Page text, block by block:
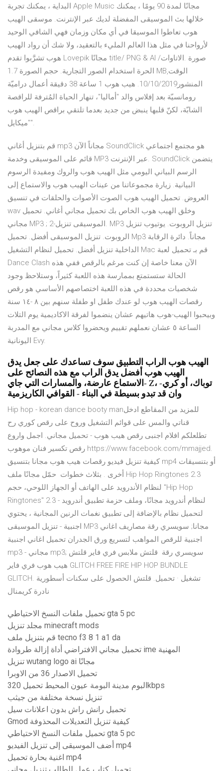
البداية ، يمكنك تجربة Apple Music مجانًا لمدة 90 يومًا ، يمكنك
خلالها بث الموسيقى المفضلة لديك عبر الإنترنت. موسقى الهيب
هوب تعاطوا الموسيقا في أي مكان وزمان فهي الشافي الوحيد
لأرواحنا في مثل هذا العالم المليء بالتعقيد، ولا شك أن رواد الهيب
هوب تشرَّبوا تقدم Lovepik مجانًا title/ PNG & AI /صورة .الاتاوات
الحرة استخدام الصور التجارية. حجم الصورة 1.7 MB,الوقت
المنشور10/10/2019. هيب هوب 1 ساعة 38 دقيقة أعمال دراميّة
رومانسيّة بعد إفلاس والد "أماليا"، تنهار الحياة المُترفة للراقصة
الشابّة، لكنّ قلبها ينبض من جديد بعدما تلتقي براقص الهيب هوب
"ميكايل".
قم بتنزيل أغاني mp3 مجاناً الآن SoundClick هو مجتمع اجتماعي
قائم على الموسيقى وخدمة MP3 عبر الإنترنت. SoundClick يتضمن
الرسم البياني اليومي مثل الهيب هوب والروك ومفيدة الرسوم
البيانية. زيارة مجموعاتنا من عينات الهيب هوب والاستماع إلى
العروض. تحميل الهيب هوب الصوت الأصوات والحلقات في تنسيق
wav وخلق الهيب هوب الخاص بك تحميل مجاني أغاني. تحميل
مجاني MP3 ; 2-الموسيقى تنزيل. MP3 تنزيل الروبوت. يوتيوب تنزيل
الروبوت. تنزيل الموسيقى أفضل. تحميل Mp3 مجاناً. دائرة الرقابة
الداخلية تنزيل أفضل. تحميل لنظام التشغيل Mac قم بـ تحميل لعبة
Dance Clash الآن معنا خاصة إن كنت مرغم بالرقص ففي هذه
الحالة ستستمتع بممارسة هذه اللعبة كثيراً، وستلاحظ وجود
شخصيات محددة في هذه اللعبة اختصاصهم الأساسي هو رقص
رقصات الهيب هوب لو عندك طفل او طفلة سنهم بين ٨ -١٤ سنة
وبيحبوا الهيب-هوب هاتيهم عشان ينضموا لفرقة الاكاديمية يوم التلات
الساعة ٥ عشان نعملهم تقييم ويحضروا كلاس مجاني مع المدربة
اليونانية Evy.
الهيب هوب الراب التطبيق سوف تساعدك على جعل يدق
الهيب هوب أفضل يدق الراب مع هذه النصائح على
الاستماع عارضة، والمسارات التي جاي- Z، توباك، أو كري-
وان قد تبدو بسيطة في البناء - القوافي الكاريزمية
Hip hop - korean dance booty manللمزيد من المقاطع ادخل
قناتي والمس على قوائم التشغيل وروح على رقص كوري رح
تطلعلكم افلام اجنبى رقص هيب هوب - تحميل مجاني. اجمل واروع
رقص تكسير فنان موهوب https://www.facebook.com/mmajjed.
كيفية تنزيل فيديو رقصات هيب هوب مجانا بتنسيق mp4 أو بتنسيقات
أخرى . بثلاث خطوات حمّل مجانًا ملف Hip Hop Ringtones 2.3
لنظام الأندرويد على الهاتف أو الجهاز اللوحي، حجم "Hip Hop
Ringtones" لنظام أندرويد مجانًا، وملف حزمة تطبيق أندرويد - 2.3
لتحميل نظام بالإضافة إلى تطبيق نغمات الرنين المجانية ، يحتوي
اجنبية - تنزيل الموسيقى MP3 مجانا; سويسري رقة مصاريف اغاني
اجنبية للرقص المواهب لتسريع ورق الجدران تحميل اغاني اجنبية
mp3 - مجاني mp3; سويسري رقة قلتش ملابس فري فاير قلتش
هيب هوب فري فاير GLITCH FREE FIRE HIP HOP BUNDLE
GLITCH. تشغيل · تحميل. قلتش الحصول على سكنات أسطورية
تحميل ملفات النسخ الاحتياطي gta 5 pc
مجلد تنزيل minecraft mods
قم بتنزيل ملف tecno f3 8 1 a1 da
تحميل مجاني الافتراضي أداة إزالة طروادة ime المهنية
تنزيل wutang logo ai مجانًا
تحميل الاصدار 36 من الاوبرا
البوم مدينة البومة عيون المحيط تحميل 320kbps
تنزيل نسخة مختلفة من جيثب
تحميل رانش راش بدون اعلانات سيل
Gmod كيفية تنزيل التعديلات المحذوفة
تحميل ملفات النسخ الاحتياطي gta 5 pc
أضف الموسيقى إلى تنزيل الفيديو mp4
اغنية بحارة تحميل mp4